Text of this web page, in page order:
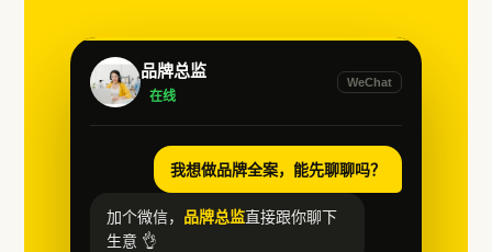
品牌总监
在线
WeChat
我想做品牌全案，能先聊聊吗？
加个微信， 品牌总监直接跟你聊下
生意 👌